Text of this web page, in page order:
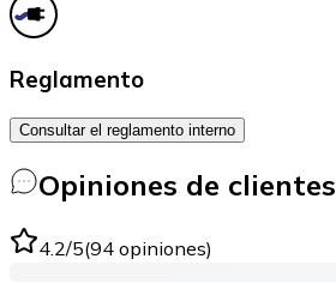
Reglamento
Consultar el reglamento interno
Opiniones de clientes
4.2/5(94 opiniones)